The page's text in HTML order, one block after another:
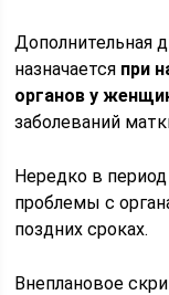
Дополнительная
назначается при
органов у
заболеваний
Нередко в
проблемы с
поздних сроках.
Внеплановое